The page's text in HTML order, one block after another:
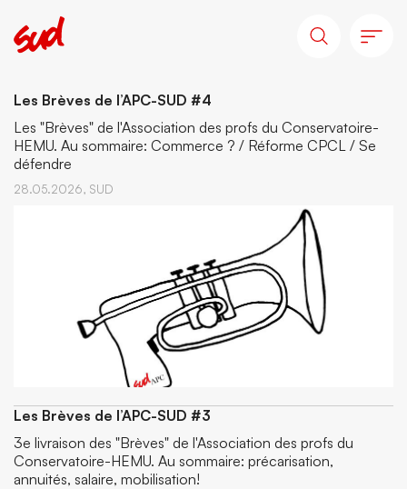
Les Brèves de l’APC-SUD #4
Les "Brèves" de l'Association des profs du Conservatoire-
HEMU. Au sommaire: Commerce ? / Réforme CPCL / Se
défendre
28.05.2026, SUD
Les Brèves de l’APC-SUD #3
3e livraison des "Brèves" de l'Association des profs du
Conservatoire-HEMU. Au sommaire: précarisation,
annuités, salaire, mobilisation!